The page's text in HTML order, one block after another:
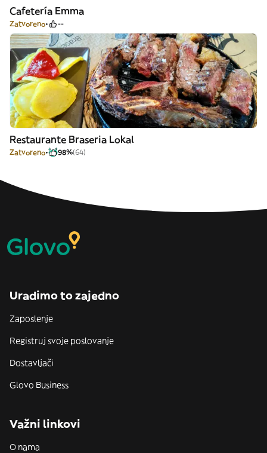
Cafetería Emma
Zatvoreno --
Restaurante Braseria Lokal
Zatvoreno 98%(64)
Uradimo to zajedno
Zaposlenje
Registruj svoje poslovanje
Dostavljači
Glovo Business
Važni linkovi
O nama